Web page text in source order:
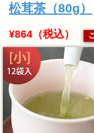
松茸茶（80g）
¥864（税込）